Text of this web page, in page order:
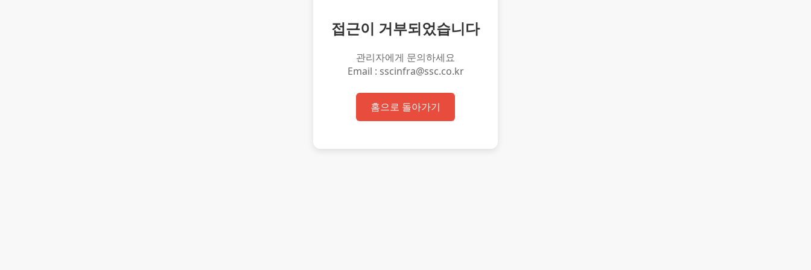
접근이 거부되었습니다
관리자에게 문의하세요
Email : sscinfra@ssc.co.kr
홈으로 돌아가기